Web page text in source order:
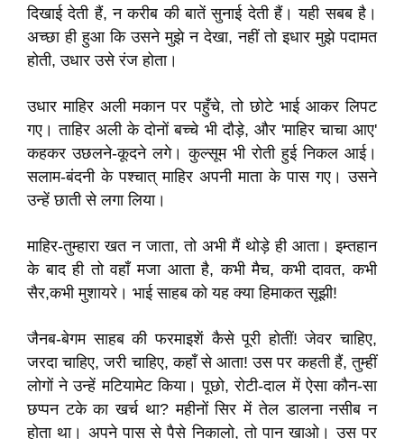
दिखाई देती हैं, न करीब की बातें सुनाई देती हैं। यही सबब है।
अच्छा ही हुआ कि उसने मुझे न देखा, नहीं तो इधार मुझे पदामत
होती, उधार उसे रंज होता।
उधार माहिर अली मकान पर पहुँचे, तो छोटे भाई आकर लिपट
गए। ताहिर अली के दोनों बच्चे भी दौड़े, और 'माहिर चाचा आए'
कहकर उछलने-कूदने लगे। कुल्सूम भी रोती हुई निकल आई।
सलाम-बंदनी के पश्चात् माहिर अपनी माता के पास गए। उसने
उन्हें छाती से लगा लिया।
माहिर-तुम्हारा खत न जाता, तो अभी मैं थोड़े ही आता। इम्तहान
के बाद ही तो वहाँ मजा आता है, कभी मैच, कभी दावत, कभी
सैर,कभी मुशायरे। भाई साहब को यह क्या हिमाकत सूझी!
जैनब-बेगम साहब की फरमाइशें कैसे पूरी होतीं! जेवर चाहिए,
जरदा चाहिए, जरी चाहिए, कहाँ से आता! उस पर कहती हैं, तुम्हीं
लोगों ने उन्हें मटियामेट किया। पूछो, रोटी-दाल में ऐसा कौन-सा
छप्पन टके का खर्च था? महीनों सिर में तेल डालना नसीब न
होता था। अपने पास से पैसे निकालो, तो पान खाओ। उस पर